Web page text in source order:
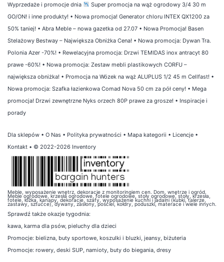
Wyprzedaże i promocje dnia
Super promocja na wąż ogrodowy 3/4 30 m
GO/ON! i inne produkty! • Nowa promocja! Generator chloru INTEX QX1200 za
50% taniej! • Abra Meble – nowa gazetka od 27.07 • Nowa Promocja! Basen
Stelażowy Bestway – Największa Obniżka Cena! • Nowa promocja: Dywan Tra.
Polonia Azer -70%! • Rewelacyjna promocja: Drzwi TEMIDAS inox antracyt 80
prawe -60%! • Nowa promocja: Zestaw mebli plastikowych CORFU –
największa obniżka! • Promocja na Wózek na wąż ALUPLUS 1/2 45 m Cellfast! •
Nowa promocja: Szafka łazienkowa Comad Nova 50 cm za pół ceny! • Mega
promocja! Drzwi zewnętrzne Nyks orzech 80P prawe za grosze! • Inspiracje i
porady
Dla sklepów • O Nas • Polityka prywatności • Mapa kategorii • Licencje •
Kontakt • © 2022-2026 Inventory
Meble, wyposażenie wnętrz, dekoracje z monitoringiem cen. Dom, wnętrze i ogród.
Meble ogrodowe, krzesła ogrodowe, fotele ogrodowe, stoły ogrodowe, stoły, krzesła,
fotele, łóżka, kanapy, dekoracje, szafy, wyposażenie kuchni i jadalni (kubki, talerze,
zastawy, sztućce), dywany, zasłony, pościel, kołdry, poduszki, materace i wiele innych.
Sprawdź także okazje tygodnia:
kawa, karma dla psów, pieluchy dla dzieci
Promocje: bielizna, buty sportowe, koszulki i bluzki, jeansy, biżuteria
Promocje: rowery, deski SUP, namioty, buty do biegania, dresy